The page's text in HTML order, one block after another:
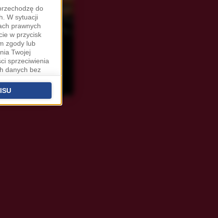
do
W sytuacji
prawnych
w przycisk
zgody lub
Twojej
sprzeciwienia
danych bez
IABoraz